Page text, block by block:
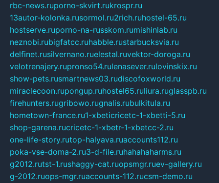
rbc-news.ruporno-skvirt.rukrospr.ru
13autor-kolonka.rusormol.ru2rich.ruhostel-65.ru
hostserve.ruporno-na-russkom.rumishinlab.ru
neznobi.rubigfatcc.ruhabble.rustarbucksvia.ru
delfinet.rusilvernano.ruelestal.ruvektor-doroga.ru
velotrenajery.rupronso54.rulenasever.rulovinskix.ru
show-pets.rusmartnews03.rudiscofoxworld.ru
miraclecoon.rupongup.ruhostel65.ruliura.ruglasspb.ru
firehunters.rugribowo.rugnalis.rubulkitula.ru
hometown-france.ru1-xbeticricetc-1-xbetti-5.ru
shop-garena.rucricetc-1-xbetr-1-xbetcc-2.ru
one-life-story.rutop-halyava.ruaccounts112.ru
poka-vse-doma-2.ru3-d-file.ruhahahaharms.ru
g2012.rutst-1.rushaggy-cat.ruopsmgr.ruev-gallery.ru
g-2012.ruops-mgr.ruaccounts-112.rucsm-demo.ru